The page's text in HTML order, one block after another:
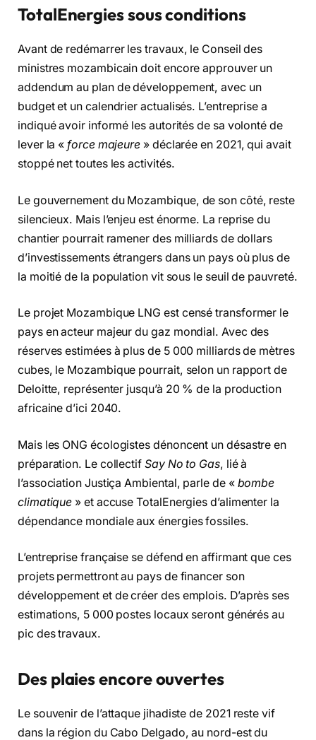
TotalEnergies sous conditions
Avant de redémarrer les travaux, le Conseil des
ministres mozambicain doit encore approuver un
addendum au plan de développement, avec un
budget et un calendrier actualisés. L’entreprise a
indiqué avoir informé les autorités de sa volonté de
lever la «force majeure » déclarée en 2021, qui avait
stoppé net toutes les activités.
Le gouvernement du Mozambique, de son côté, reste
silencieux. Mais l’enjeu est énorme. La reprise du
chantier pourrait ramener des milliards de dollars
d’investissements étrangers dans un pays où plus de
la moitié de la population vit sous le seuil de pauvreté.
Le projet Mozambique LNG est censé transformer le
pays en acteur majeur du gaz mondial. Avec des
réserves estimées à plus de 5 000 milliards de mètres
cubes, le Mozambique pourrait, selon un rapport de
Deloitte, représenter jusqu’à 20 % de la production
africaine d’ici 2040.
Mais les ONG écologistes dénoncent un désastre en
préparation. Le collectif Say No to Gas, lié à
l’association Justiça Ambiental, parle de « bombe
climatique » et accuse TotalEnergies d’alimenter la
dépendance mondiale aux énergies fossiles.
L’entreprise française se défend en affirmant que ces
projets permettront au pays de financer son
développement et de créer des emplois. D’après ses
estimations, 5 000 postes locaux seront générés au
pic des travaux.
Des plaies encore ouvertes
Le souvenir de l’attaque jihadiste de 2021 reste vif
dans la région du Cabo Delgado, au nord-est du